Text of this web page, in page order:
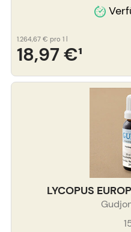
18,97 €¹
1.264,67 € pro 1 l
LYCOPUS